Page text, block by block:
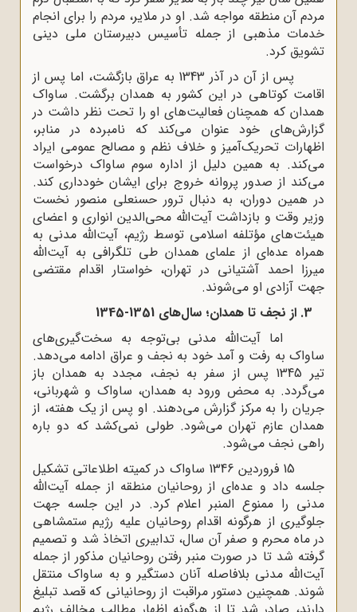
مردم آن منطقه مواجه شد. او در ملایر، مردم را برای انجام
خدمات مذهبی از جمله تأسیس دبیرستان ملی دینی
تشویق کرد.
پس از آن در آذر 1343 به عراق بازگشت، اما پس از
اقامت کوتاهی در این کشور به همدان برگشت. ساواک
همدان که همچنان فعالیت‌های او را تحت نظر داشت در
گزارش‌های خود عنوان می‌کند که نامبرده در منابر،
اظهارات تحریک‌آمیز و خلاف نظم و مصالح عمومی ایراد
می‌کند. به همین دلیل از اداره سوم ساواک درخواست
می‌کند از صدور پروانه خروج برای ایشان خودداری کند.
در همین دوران، به دنبال ترور حسنعلی منصور نخست
وزیر وقت و بازداشت آیت‌الله محی‌الدین انواری و اعضای
هیئت‌های مؤتلفه اسلامی توسط رژیم، آیت‌الله مدنی به
همراه عده‌ای از علمای همدان طی تلگرافی به آیت‌الله
میرزا احمد آشتیانی در تهران، خواستار اقدام مقتضی
جهت آزادی او می‌شوند.
اما آیت‌الله مدنی بی‌توجه به سخت‌گیری‌های
ساواک به رفت ‌و آمد خود به نجف و عراق ادامه می‌دهد.
تیر 1345 پس از سفر به نجف، مجدد به همدان باز
می‌گردد. به محض ورود به همدان، ساواک و شهربانی،
جریان را به مرکز گزارش می‌دهند. او پس از یک هفته، از
همدان عازم تهران می‌شود. طولی نمی‌کشد که دو باره
راهی نجف می‌شود.
15 فروردین 1346 ساواک در کمیته اطلاعاتی تشکیل
جلسه داد و عده‌ای از روحانیان منطقه از جمله آیت‌الله
مدنی را ممنوع المنبر اعلام کرد. در این جلسه جهت
جلوگیری از هرگونه اقدام روحانیان علیه رژیم ستمشاهی
در ماه محرم و صفر آن سال، تدابیری اتخاذ شد و تصمیم
گرفته شد تا در صورت منبر رفتن روحانیان مذکور از جمله
آیت‌الله مدنی بلافاصله آنان دستگیر و به ساواک منتقل
شوند. همچنین دستور مراقبت از روحانیانی که قصد تبلیغ